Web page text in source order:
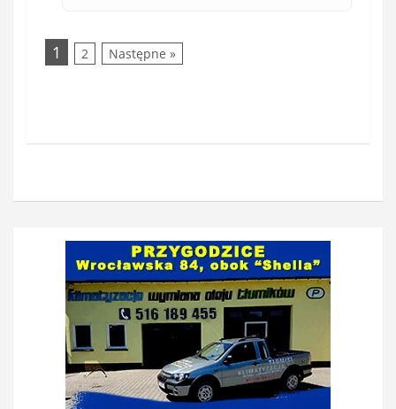
1 2 Następne »